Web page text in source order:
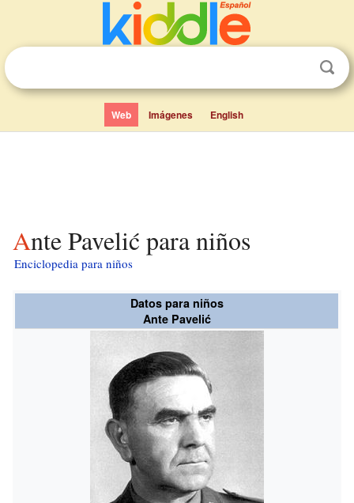
Web Imágenes English
Ante Pavelić para niños
Enciclopedia para niños
Datos para niños
Ante Pavelić